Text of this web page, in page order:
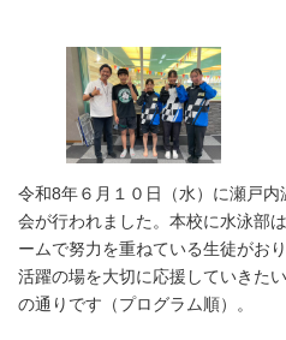
新
日
時
:
令和8年６月１０日（水）に瀬戸
会が行われました。本校に水泳部
ームで努力を重ねている生徒がお
活躍の場を大切に応援していきた
の通りです（プログラム順）。